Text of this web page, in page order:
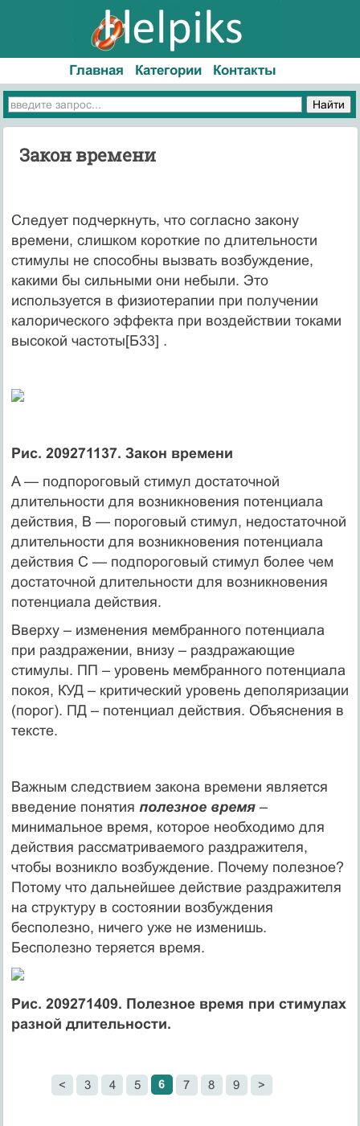
Главная Категории Контакты
Закон времени
Следует подчеркнуть, что согласно закону
времени, слишком короткие по длительности
стимулы не способны вызвать возбуждение,
какими бы сильными они небыли. Это
используется в физиотерапии при получении
калорического эффекта при воздействии токами
высокой частоты[Б33] .
Рис. 209271137. Закон времени
A — подпороговый стимул достаточной
длительности для возникновения потенциала
действия, B — по­­роговый стимул, недостаточной
длительности для возникновения потенциала
действия C — подпороговый стимул более чем
достаточной длительности для возникновения
потенциала действия.
Вверху – изменения мембранного потенциала
при раздражении, внизу – раздражающие
стимулы. ПП – уровень мембранного потенциала
покоя, КУД – критический уровень деполяризации
(порог). ПД – потенциал действия. Объяснения в
тексте.
Важным следствием закона времени является
введение понятия полезное время–
минимальное время, которое необходимо для
действия рассматриваемого раздражителя,
чтобы возникло возбуждение. Почему полезное?
Потому что дальнейшее действие раздражителя
на структуру в состоянии возбуждения
бесполезно, ничего уже не изменишь.
Бесполезно теряется время.
Рис. 209271409. Полезное время при стимулах
разной длительности.
< 3 4 5 6 7 8 9 >